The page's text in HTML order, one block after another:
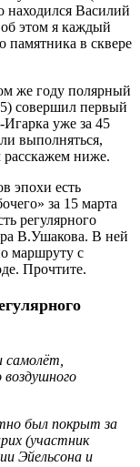
находился Василий
этом я каждый
памятника в сквере
же году полярный
совершил первый
уже за 45
выполняться,
расскажем ниже.
эпохи есть
за 15 марта
регулярного
В.Ушакова. В ней
маршруту с
Прочтите.
самолёт,
воздушного
был покрыт за
(участник
Эйельсона и